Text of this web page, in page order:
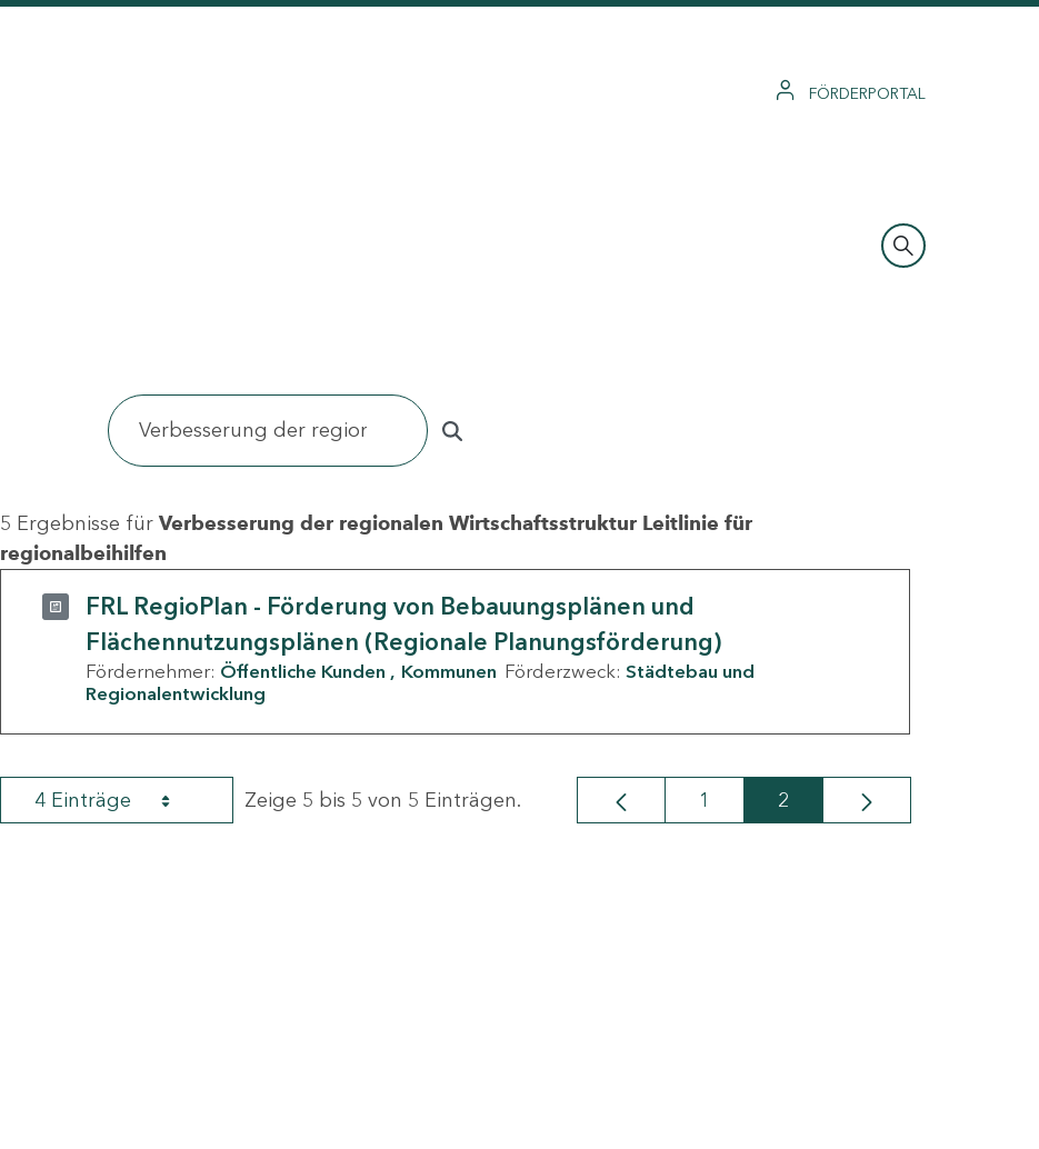
FÖRDERPORTAL
5 Ergebnisse für Verbesserung der regionalen Wirtschaftsstruktur Leitlinie für
regionalbeihilfen
FRL RegioPlan - Förderung von Bebauungsplänen und
Flächennutzungsplänen (Regionale Planungsförderung)
Fördernehmer: Öffentliche Kunden Kommunen Förderzweck: Städtebau und
Regionalentwicklung
4 Einträge Zeige 5 bis 5 von 5 Einträgen. Seite
1 Seite
2